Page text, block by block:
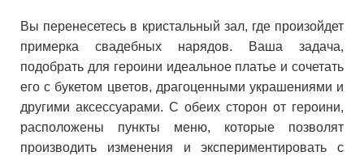
Вы перенесетесь в кристальный зал, где произойдет
примерка свадебных нарядов. Ваша задача,
подобрать для героини идеальное платье и сочетать
его с букетом цветов, драгоценными украшениями и
другими аксессуарами. С обеих сторон от героини,
расположены пункты меню, которые позволят
производить изменения и экспериментировать с